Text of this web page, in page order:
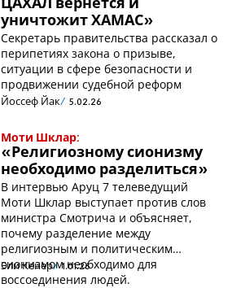
ЦАХАЛ вернется и
уничтожит ХАМАС»
Секретарь правительства рассказал о
перипетиях закона о призыве,
ситуации в сфере безопасности и
продвижении судебной реформ
Йоссеф Йак 5.02.26
Моти Шклар:
«Религиозному сионизму
необходимо разделиться»
В интервью Аруц 7 телеведущий
Моти Шклар выступает против слов
министра Смотрича и объясняет,
почему разделение между
религиозным и политическим
сионизмом необходимо для
воссоединения людей.
Эли Кенер 1.01.26